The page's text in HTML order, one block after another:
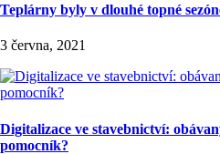
Teplárny byly v dlouhé topné
3 června, 2021
Digitalizace ve stavebnictví:
pomocník?